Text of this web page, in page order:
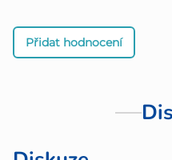
Přidat hodnocení